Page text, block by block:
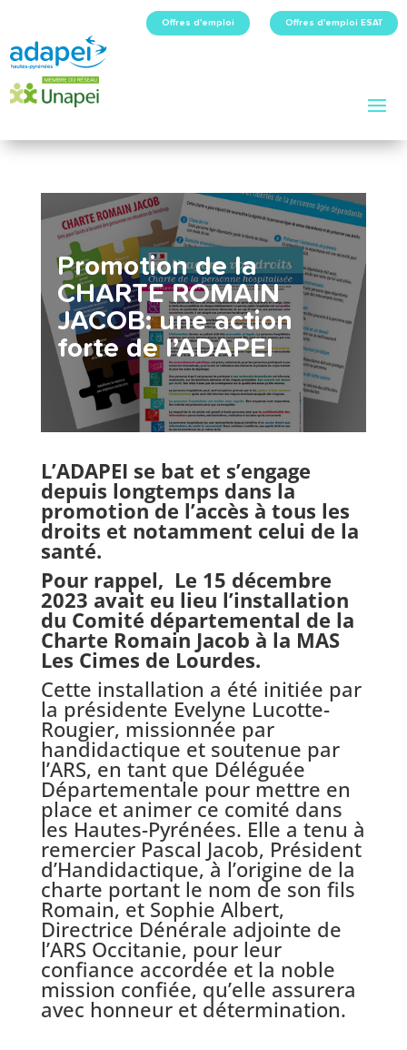
Offres d'emploi Offres d'emploi ESAT
Promotion de la
CHARTE ROMAIN
JACOB: une action
forte de l’ADAPEI
L’ADAPEI se bat et s’engage
depuis longtemps dans la
promotion de l’accès à tous les
droits et notamment celui de la
santé.
Pour rappel, Le 15 décembre
2023 avait eu lieu l’installation
du Comité départemental de la
Charte Romain Jacob à la MAS
Les Cimes de Lourdes.
Cette installation a été initiée par
la présidente Evelyne Lucotte-
Rougier, missionnée par
handidactique et soutenue par
l’ARS, en tant que Déléguée
Départementale pour mettre en
place et animer ce comité dans
les Hautes-Pyrénées. Elle a tenu à
remercier Pascal Jacob, Président
d’Handidactique, à l’origine de la
charte portant le nom de son fils
Romain, et Sophie Albert,
Directrice Dénérale adjointe de
l’ARS Occitanie, pour leur
confiance accordée et la noble
mission confiée, qu’elle assurera
avec honneur et détermination.